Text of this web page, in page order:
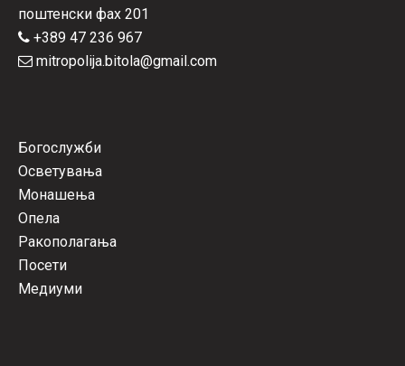
поштенски фах 201
+389 47 236 967
mitropolija.bitola@gmail.com
Богослужби
Осветувања
Монашења
Опела
Ракополагања
Посети
Медиуми